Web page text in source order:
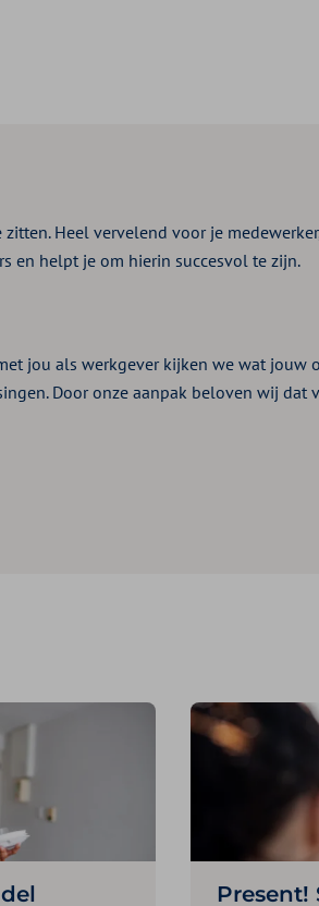
Heel vervelend voor je
en helpt je om hierin succesvol te zijn.
jou als werkgever kijken we wat
Door onze aanpak beloven wij dat
Present!